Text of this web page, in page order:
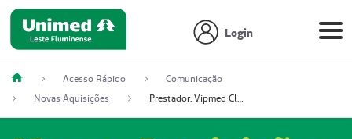
Login
Acesso Rápido
Comunicação
Novas Aquisições
Prestador: Vipmed Clínica Geral Ltda, 51004349-0 (Nome Fantasia: Policlínica Master)